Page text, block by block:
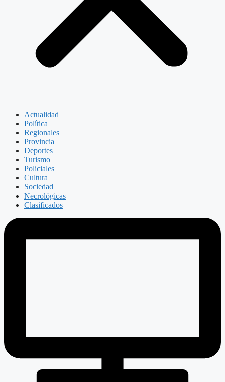
Actualidad
Política
Regionales
Provincia
Deportes
Turismo
Policiales
Cultura
Sociedad
Necrológicas
Clasificados